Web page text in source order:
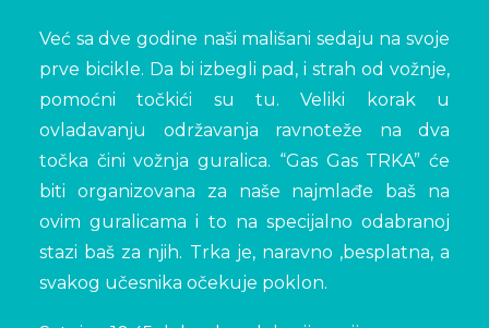
Već sa dve godine naši mališani sedaju na svoje
prve bicikle. Da bi izbegli pad, i strah od vožnje,
pomoćni točkići su tu. Veliki korak u
ovladavanju održavanja ravnoteže na dva
točka čini vožnja guralica. “Gas Gas TRKA” će
biti organizovana za naše najmlađe baš na
ovim guralicama i to na specijalno odabranoj
stazi baš za njih. Trka je, naravno ,besplatna, a
svakog učesnika očekuje poklon.